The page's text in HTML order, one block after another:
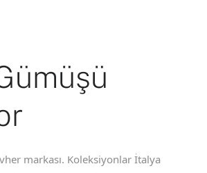
markası. Koleksiyonlar İtalya